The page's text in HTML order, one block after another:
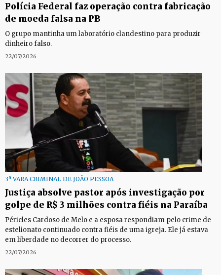
Polícia Federal faz operação contra fabricação
de moeda falsa na PB
O grupo mantinha um laboratório clandestino para produzir
dinheiro falso.
22/07/2026
3ª VARA CRIMINAL DE JOÃO PESSOA
Justiça absolve pastor após investigação por
golpe de R$ 3 milhões contra fiéis na Paraíba
Péricles Cardoso de Melo e a esposa respondiam pelo crime de
estelionato continuado contra fiéis de uma igreja. Ele já estava
em liberdade no decorrer do processo.
22/07/2026